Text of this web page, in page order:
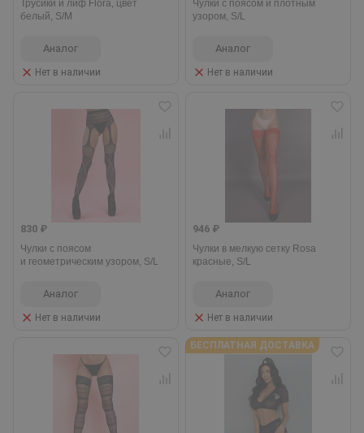
Трусики и лиф Flora, цвет
белый, S/M
Аналог
Нет в наличии
Чулки с поясом и плотным
узором, S/L
Аналог
Нет в наличии
830 ₽
Чулки с поясом
и геометрическим узором, S/L
Аналог
Нет в наличии
946 ₽
Чулки в мелкую сетку Rosa
красные, S/L
Аналог
Нет в наличии
БЕСПЛАТНАЯ ДОСТАВКА